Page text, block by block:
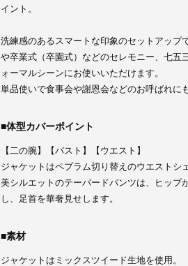
イント。
洗練感のあるスマートな印象のセットアップ
や卒業式（卒園式）などのセレモニー、七五
ォーマルシーンにお使いいただけます。
単品使いで食事会や謝恩会などのお呼ばれに
体型カバーポイント
【二の腕】【バスト】【ウエスト】
ジャケットはペプラム切り替えのウエストシ
美シルエットのテーパードパンツは、ヒップ
し、足首を華奢見せします。
素材
ジャケットはミックスツイード生地を使用。